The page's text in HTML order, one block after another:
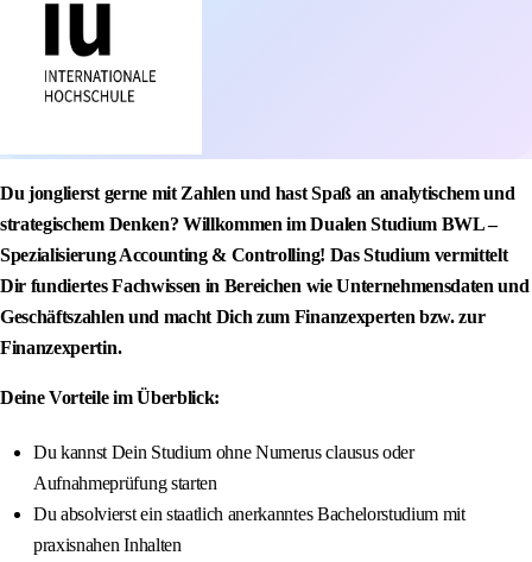
Du jonglierst gerne mit Zahlen und hast Spaß an analytischem und
strategischem Denken? Willkommen im Dualen Studium BWL –
Spezialisierung Accounting & Controlling! Das Studium vermittelt
Dir fundiertes Fachwissen in Bereichen wie Unternehmensdaten und
Geschäftszahlen und macht Dich zum Finanzexperten bzw. zur
Finanzexpertin.
Deine Vorteile im Überblick:
Du kannst Dein Studium ohne Numerus clausus oder
Aufnahmeprüfung starten
Du absolvierst ein staatlich anerkanntes Bachelorstudium mit
praxisnahen Inhalten